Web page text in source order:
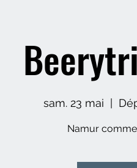
sam. 23 mai
Namur